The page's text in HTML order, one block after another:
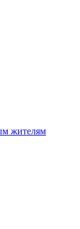
жителям